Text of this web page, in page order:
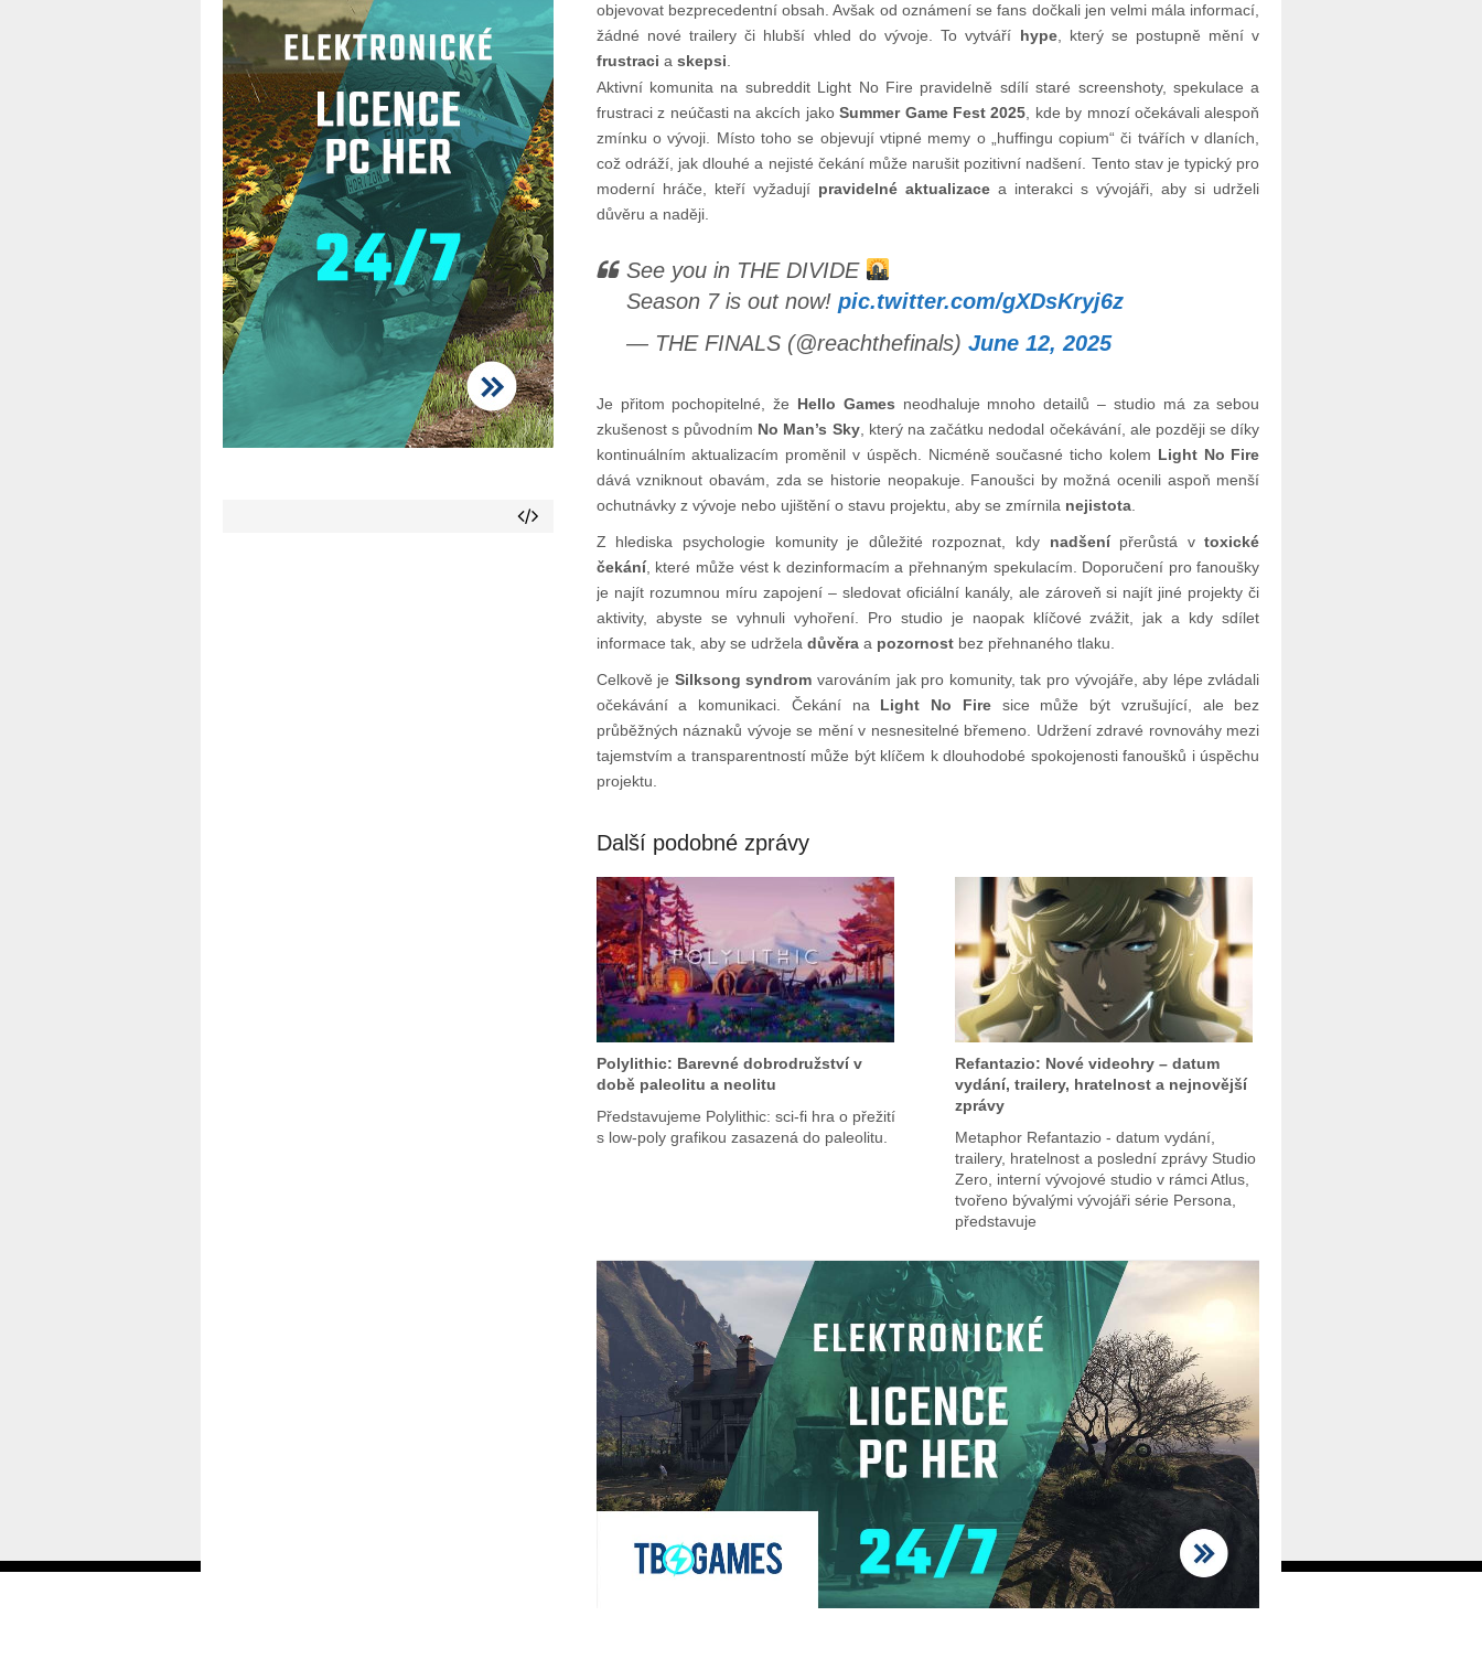
objevovat bezprecedentní obsah. Avšak od oznámení se fans dočkali jen velmi mála informací,
žádné nové trailery či hlubší vhled do vývoje. To vytváří hype, který se postupně mění v
frustraci a skepsi.
Aktivní komunita na subreddit Light No Fire pravidelně sdílí staré screenshoty, spekulace a
frustraci z neúčasti na akcích jakoSummer Game Fest 2025, kde by mnozí očekávali alespoň
zmínku o vývoji. Místo toho se objevují vtipné memy o „huffingu copium“ či tvářích v dlaních,
což odráží, jak dlouhé a nejisté čekání může narušit pozitivní nadšení. Tento stav je typický pro
moderní hráče, kteří vyžadují pravidelné aktualizace a interakci s vývojáři, aby si udrželi
důvěru a naději.
See you in THE DIVIDE
Season 7 is out now! pic.twitter.com/gXDsKryj6z
— THE FINALS (@reachthefinals) June 12, 2025
Je přitom pochopitelné, že Hello Games neodhaluje mnoho detailů – studio má za sebou
zkušenost s původním No Man’s Sky, který na začátku nedodal očekávání, ale později se díky
kontinuálním aktualizacím proměnil v úspěch. Nicméně současné ticho kolem Light No Fire
dává vzniknout obavám, zda se historie neopakuje. Fanoušci by možná ocenili aspoň menší
ochutnávky z vývoje nebo ujištění o stavu projektu, aby se zmírnila nejistota.
Z hlediska psychologie komunity je důležité rozpoznat, kdy nadšenípřerůstá vtoxické
čekání, které může vést k dezinformacím a přehnaným spekulacím. Doporučení pro fanoušky
je najít rozumnou míru zapojení – sledovat oficiální kanály, ale zároveň si najít jiné projekty či
aktivity, abyste se vyhnuli vyhoření. Pro studio je naopak klíčové zvážit, jak a kdy sdílet
informace tak, aby se udržela důvěraa pozornostbez přehnaného tlaku.
Celkově je Silksong syndrom varováním jak pro komunity, tak pro vývojáře, aby lépe zvládali
očekávání a komunikaci. Čekání na Light No Firesice může být vzrušující, ale bez
průběžných náznaků vývoje se mění v nesnesitelné břemeno. Udržení zdravé rovnováhy mezi
tajemstvím a transparentností může být klíčem k dlouhodobé spokojenosti fanoušků i úspěchu
projektu.
Další podobné zprávy
Polylithic: Barevné dobrodružství v
době paleolitu a neolitu
Představujeme Polylithic: sci-fi hra o přežití
s low-poly grafikou zasazená do paleolitu.
Refantazio: Nové videohry – datum
vydání, trailery, hratelnost a nejnovější
zprávy
Metaphor Refantazio - datum vydání,
trailery, hratelnost a poslední zprávy Studio
Zero, interní vývojové studio v rámci Atlus,
tvořeno bývalými vývojáři série Persona,
představuje